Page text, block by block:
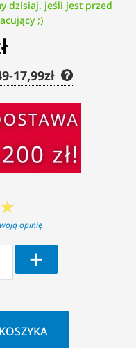
dzisiaj, jeśli jest przed
;)
17,99zł
opinię
+